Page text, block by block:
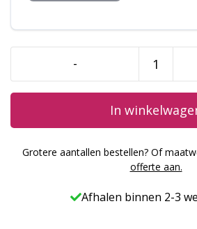
-
3D
In
Grotere aantallen bestellen? Of
offerte aan.
Afhalen binnen 2-3